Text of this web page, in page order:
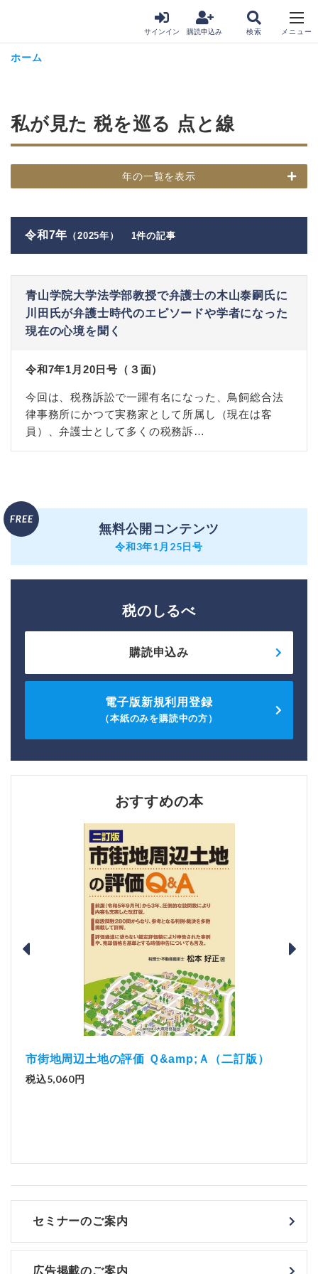
サインイン 購読申込み
ホーム
私が見た 税を巡る 点と線
年の一覧を表示
令和7年 （2025年） 1件の記事
青山学院大学法学部教授で弁護士の木山泰嗣氏に
川田氏が弁護士時代のエピソードや学者になった
現在の心境を聞く
令和7年1月20日号（３面）
今回は、税務訴訟で一躍有名になった、鳥飼総合法
律事務所にかつて実務家として所属し（現在は客
員）、弁護士として多くの税務訴…
無料公開コンテンツ
令和3年1月25日号
税のしるべ
購読申込み
電子版新規利用登録
（本紙のみを購読中の方）
おすすめの本
Ａ（二訂版）
解説とQ&amp;Aでわかる 電子帳簿等
セミナーのご案内
広告掲載のご案内